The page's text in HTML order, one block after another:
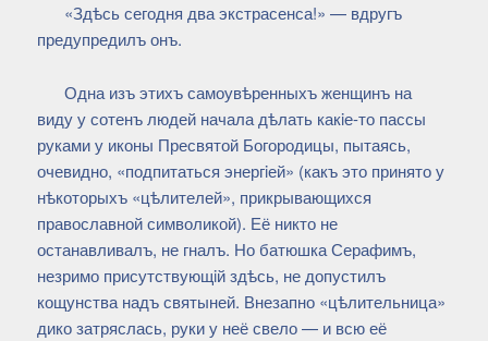
«Здѣсь сегодня два экстрасенса!» — вдругъ
предупредилъ онъ.
Одна изъ этихъ самоувѣренныхъ женщинъ на
виду у сотенъ людей начала дѣлать какiе-то пассы
руками у иконы Пресвятой Богородицы, пытаясь,
очевидно, «подпитаться энергiей» (какъ это принято у
нѣкоторыхъ «цѣлителей», прикрывающихся
православной символикой). Её никто не
останавливалъ, не гналъ. Но батюшка Серафимъ,
незримо присутствующiй здѣсь, не допустилъ
кощунства надъ святыней. Внезапно «цѣлительница»
дико затряслась, руки у неё свело — и всю её